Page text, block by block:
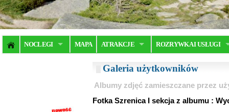
NOCLEGI MAPA ATRAKCJE ROZRYWKA I USŁUGI
Galeria użytkowników
Albumy zdjęć zamieszczane przez
Fotka Szrenica I sekcja z albumu :